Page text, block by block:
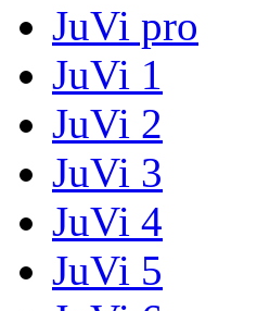
JuVi pro
JuVi 1
JuVi 2
JuVi 3
JuVi 4
JuVi 5